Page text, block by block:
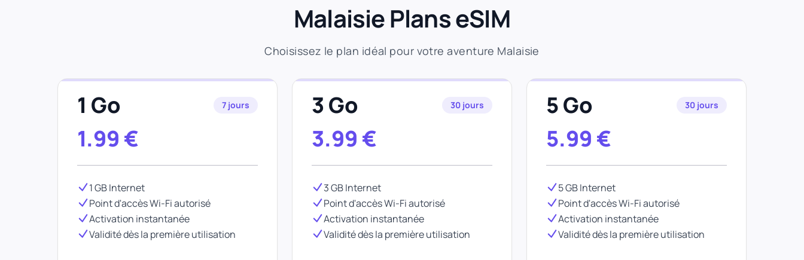
Malaisie Plans eSIM
Choisissez le plan idéal pour votre aventure Malaisie
1 Go 7 jours
1.99 €
1 GB Internet
Point d'accès Wi-Fi autorisé
Activation instantanée
Validité dès la première utilisation
3 Go 30 jours
3.99 €
3 GB Internet
Point d'accès Wi-Fi autorisé
Activation instantanée
Validité dès la première utilisation
5 Go 30 jours
5.99 €
5 GB Internet
Point d'accès Wi-Fi autorisé
Activation instantanée
Validité dès la première utilisation